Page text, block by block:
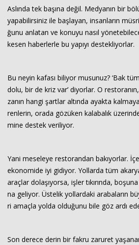
As­lın­da tek ba­şı­na değil. Med­ya­nın bir
ya­pa­bi­lir­si­niz ile baş­la­yan, in­san­la­rın
ğu­nu an­la­tan ve ko­nu­yu nasıl
kesen ha­ber­ler­le bu ya­pı­yı des­tek­li­yor­lar.
Bu neyin ka­fa­sı bi­li­yor mu­su­nuz? ‘Bak
dolu, bir de kriz var’ di­yor­lar. O
za­nın hangi şart­lar al­tın­da ayak­ta kal­ma­ya
ren­le­rin, orada gö­zü­ken ka­la­ba­lık
mi­ne des­tek ve­ri­li­yor.
Yani me­se­le­ye res­to­ran­dan ba­kı­yor­lar.
eko­no­mi­de iyi gi­di­yor. Yol­lar­da tüm
araç­lar do­la­şı­yor­sa, işler tı­kı­rın­da,
na ge­li­yor. Üs­te­lik yol­lar­da­ki ara­ba­la­rın
ri amaç­la yolda ol­du­ğu­nu bile göz ardı
Son de­re­ce derin bir fakru za­ru­ret